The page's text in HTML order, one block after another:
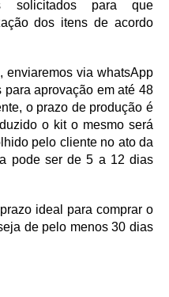
para que
dos itens de acordo
enviaremos via whatsApp
aprovação em até 48
o prazo de produção é
o kit o mesmo será
pelo cliente no ato da
pode ser de 5 a 12 dias
ideal para comprar o
de pelo menos 30 dias